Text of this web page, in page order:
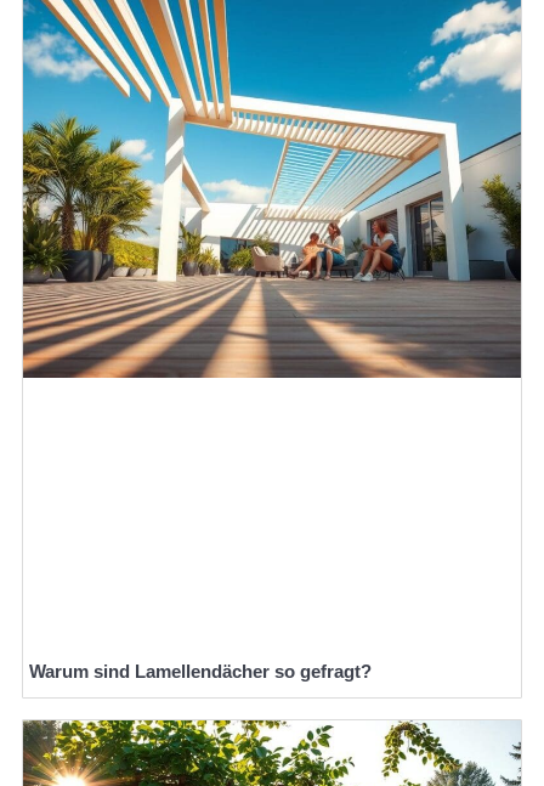
Warum sind Lamellendächer so gefragt?